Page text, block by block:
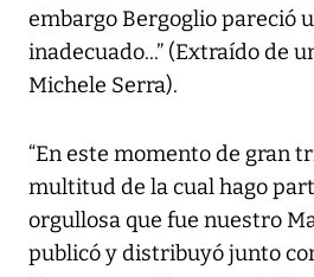
embargo Bergoglio pareció
inadecuado...” (Extraído de
Michele Serra).
“En este momento de gran
multitud de la cual hago
orgullosa que fue nuestro
publicó y distribuyó junto